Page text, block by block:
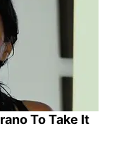
To Take It